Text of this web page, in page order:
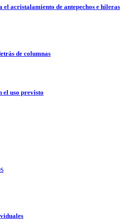
el acristalamiento de antepechos e hileras
de columnas
el uso previsto